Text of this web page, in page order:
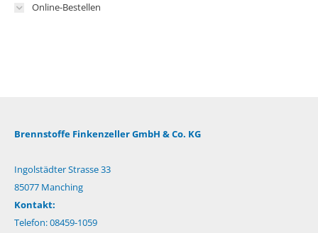
Online-Bestellen
Brennstoffe Finkenzeller GmbH & Co. KG
Ingolstädter Strasse 33
85077 Manching
Kontakt:
Telefon: 08459-1059